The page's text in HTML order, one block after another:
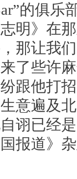
的俱乐
明》在
那让我
了些许
跟他打
意遍及
诩已经
报道》